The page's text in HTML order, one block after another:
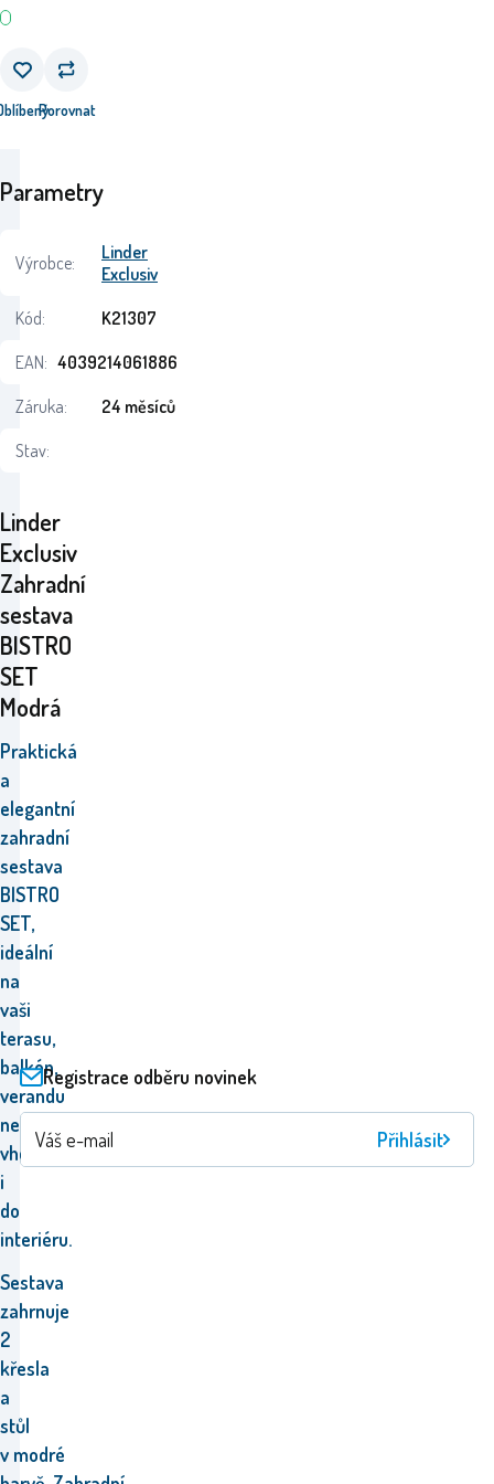
Porovnat
Linder
Exclusiv
Zahradní
sestava
BISTRO
SET
Modrá
Praktická
a
elegantní
zahradní
sestava
BISTRO
SET,
ideální
na
vaši
terasu,
balkón,
verandu
nebo
vhodná
i
do
interiéru.
Sestava
zahrnuje
2
křesla
a
stůl
v modré
Parametry
Výrobce:
Linder
Exclusiv
Kód:
K21307
EAN: 4039214061886
Záruka:
24 měsíců
Stav:
Registrace odběru novinek
Přihlásit